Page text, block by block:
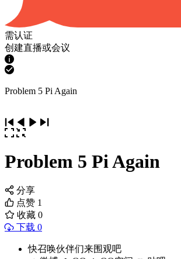
需认证
创建直播或会议
Problem 5 Pi Again
Problem 5 Pi Again
分享
点赞 1
收藏 0
下载 0
快召唤伙伴们来围观吧